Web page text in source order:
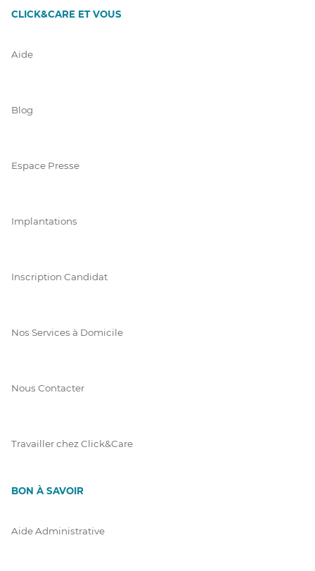
CLICK&CARE ET VOUS
Aide
Blog
Espace Presse
Implantations
Inscription Candidat
Nos Services à Domicile
Nous Contacter
Travailler chez Click&Care
BON À SAVOIR
Aide Administrative